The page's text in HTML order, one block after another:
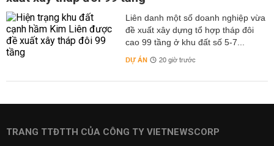
Liên danh một số doanh nghiệp vừa
đề xuất xây dựng tổ hợp tháp đôi
cao 99 tầng ở khu đất số 5-7...
DỰ ÁN 20 giờ trước
TRANG TTĐTTH CỦA CÔNG TY VIETNEWSCORP